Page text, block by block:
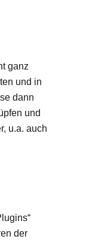
ganz
und in
dann
und
u.a. auch
der